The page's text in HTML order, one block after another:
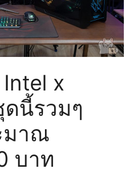
Intel x
ดนี้รวมๆ
มาณ
บาท